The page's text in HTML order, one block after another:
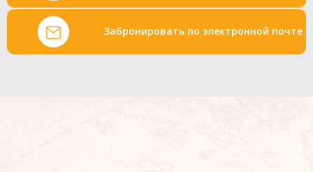
Забронировать по электронной почте